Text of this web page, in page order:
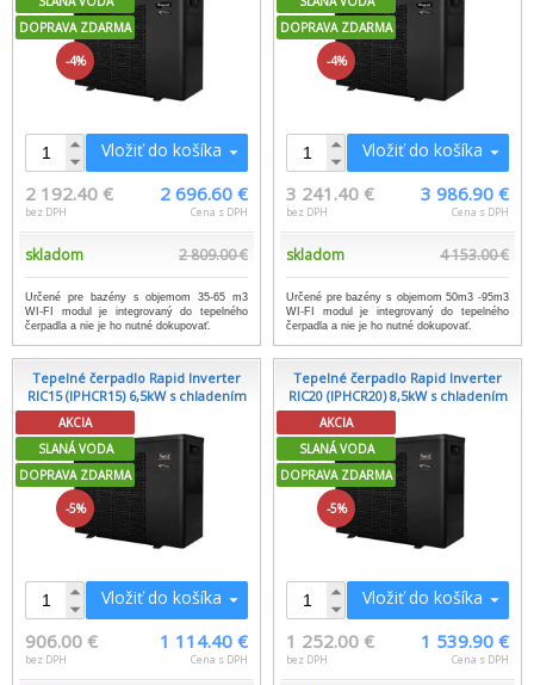
DOPRAVA ZDARMA
-4%
Vložiť do košíka
2 192.40 €
bez DPH
2 696.60 €
Cena s DPH
skladom 2 809.00 €
Určené pre bazény s objemom 35-65 m3
WI-FI modul je integrovaný do tepelného
čerpadla a nie je ho nutné dokupovať.
DOPRAVA ZDARMA
-4%
Vložiť do košíka
3 241.40 €
bez DPH
3 986.90 €
Cena s DPH
skladom 4 153.00 €
Určené pre bazény s objemom 50m3 -95m3
WI-FI modul je integrovaný do tepelného
čerpadla a nie je ho nutné dokupovať.
Tepelné čerpadlo Rapid Inverter
RIC15 (IPHCR15) 6,5kW s chladením
AKCIA
SLANÁ VODA
DOPRAVA ZDARMA
-5%
Vložiť do košíka
906.00 €
bez DPH
1 114.40 €
Cena s DPH
Tepelné čerpadlo Rapid Inverter
RIC20 (IPHCR20) 8,5kW s chladením
AKCIA
SLANÁ VODA
DOPRAVA ZDARMA
-5%
Vložiť do košíka
1 252.00 €
bez DPH
1 539.90 €
Cena s DPH